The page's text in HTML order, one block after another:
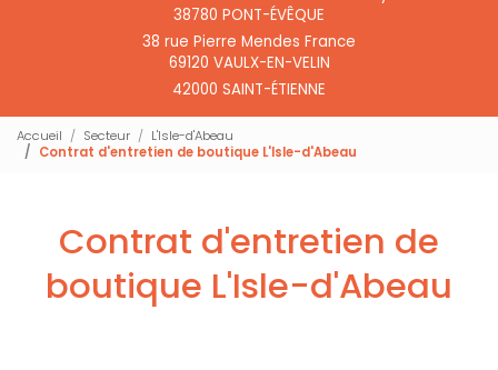
38780 PONT-ÉVÊQUE
38 rue Pierre Mendes France
69120 VAULX-EN-VELIN
42000 SAINT-ÉTIENNE
Accueil Secteur
L'Isle-d'Abeau
Contrat d'entretien de boutique L'Isle-d'Abeau
Contrat d'entretien de
boutique L'Isle-d'Abeau